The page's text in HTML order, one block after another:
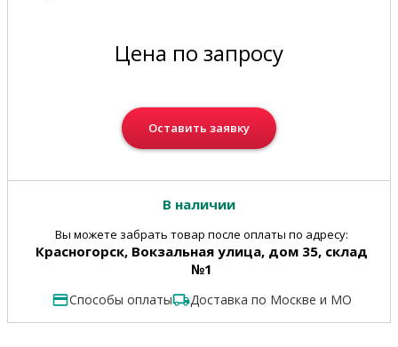
Цена по запросу
Оставить заявку
В наличии
Вы можете забрать товар после оплаты по адресу:
Красногорск, Вокзальная улица, дом 35, склад
№1
Способы оплаты Доставка по Москве и МО